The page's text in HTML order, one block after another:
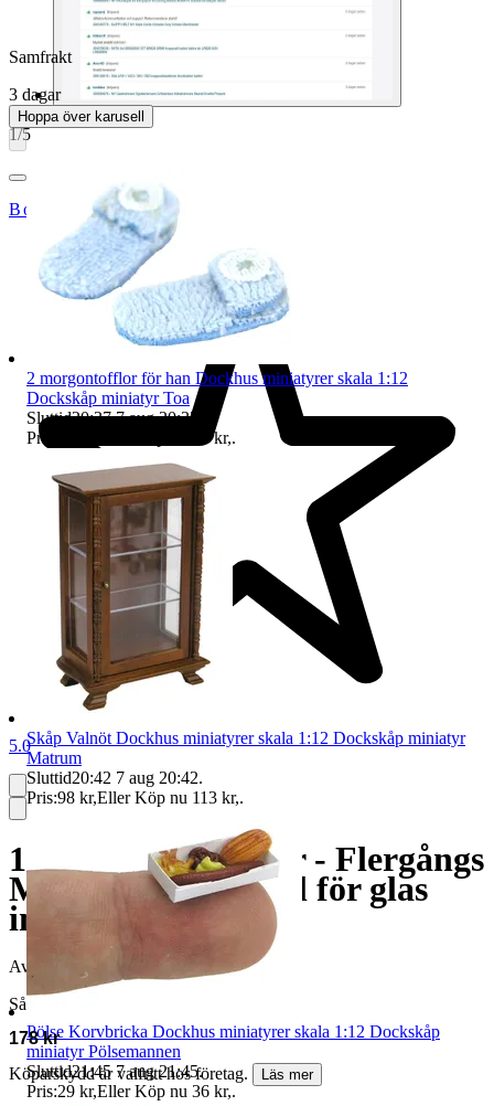
1/5
BoutiqueNo9
5.0
10 st Mingelbrickor - Flergångs
Mingelbricka m hål för glas
inkl moms
Avslutad
Såld för
178 kr
Köparskydd är valfritt hos företag.
Läs mer
Samfrakt
3 dagar
Hoppa över karusell
2 morgontofflor för han Dockhus miniatyrer skala 1:12
Dockskåp miniatyr Toa
Sluttid20:37 7 aug 20:37
Pris:
25 kr,.
Skåp Valnöt Dockhus miniatyrer skala 1:12 Dockskåp miniatyr
Matrum
Sluttid20:42 7 aug 20:42.
Pris:98 kr,Eller Köp nu 113 kr,.
Pölse Korvbricka Dockhus miniatyrer skala 1:12 Dockskåp
miniatyr Pölsemannen
Sluttid21:45 7 aug 21:45.
Pris:29 kr,Eller Köp nu 36 kr,.